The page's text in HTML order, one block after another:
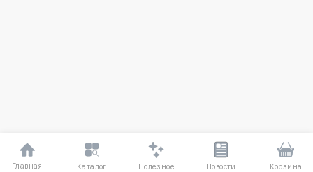
Главная Каталог Полезное Новости Корзина